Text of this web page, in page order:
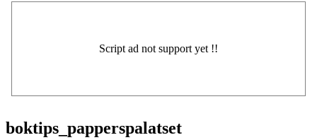
boktips_papperspalatset